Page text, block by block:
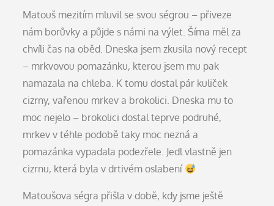
Matouš mezitím mluvil se svou ségrou – přiveze
nám borůvky a půjde s námi na výlet. Šíma měl za
chvíli čas na oběd. Dneska jsem zkusila nový recept
– mrkvovou pomazánku, kterou jsem mu pak
namazala na chleba. K tomu dostal pár kuliček
cizrny, vařenou mrkev a brokolici. Dneska mu to
moc nejelo – brokolici dostal teprve podruhé,
mrkev v téhle podobě taky moc nezná a
pomazánka vypadala podezřele. Jedl vlastně jen
cizrnu, která byla v drtivém oslabení
Matoušova ségra přišla v době, kdy jsme ještě